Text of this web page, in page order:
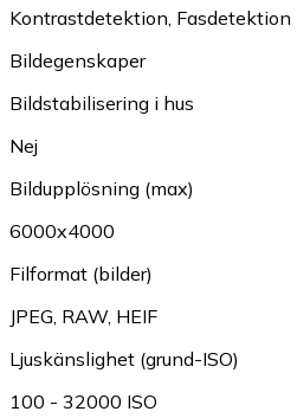
Kontrastdetektion Fasdetektion
Bildegenskaper
Bildstabilisering i hus
Nej
Bildupplösning (max)
6000x4000
Filformat (bilder)
JPEG RAW HEIF
Ljuskänslighet (grund-ISO)
100 - 32000 ISO